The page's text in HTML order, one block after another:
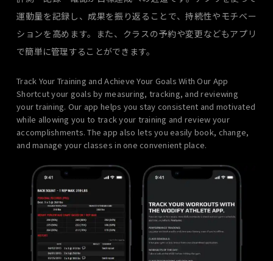
運動量を記録し、成果を振り返ることで、持続性やモチベー
ションを高めます。また、クラスの予約や変更などもアプリ
で簡単に管理することができます。
Track Your Training and Achieve Your Goals With Our App
Shortcut your goals by measuring, tracking, and reviewing
your training. Our app helps you stay consistent and motivated
while allowing you to track your training and review your
accomplishments. The app also lets you easily book, change,
and manage your classes in one convenient place.